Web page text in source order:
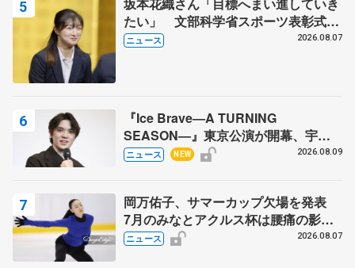
たい」 文部科学省スポーツ表彰式で
代表謝辞
ニュース 2026.08.07
『Ice Brave―A TURNING
SEASON―』東京公演が開幕、宇野
昌磨の『Ice Brave』にかける思いを
ニュース NEW 2026.08.09
岡万佑子、サマーカップ欠場を発表
7月のみなとアクルス杯は腰痛の影響
で
ニュース 2026.08.07